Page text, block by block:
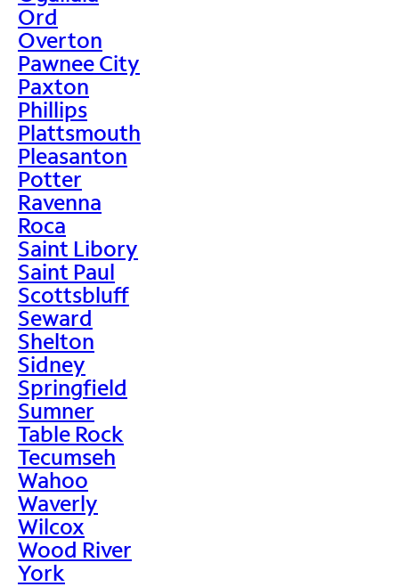
Ord
Overton
Pawnee City
Paxton
Phillips
Plattsmouth
Pleasanton
Potter
Ravenna
Roca
Saint Libory
Saint Paul
Scottsbluff
Seward
Shelton
Sidney
Springfield
Sumner
Table Rock
Tecumseh
Wahoo
Waverly
Wilcox
Wood River
York